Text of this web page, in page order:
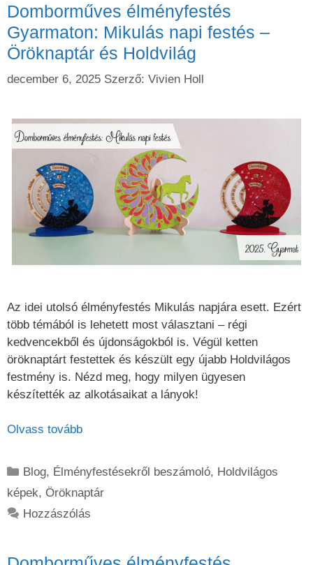
Domborműves élményfestés
Gyarmaton: Mikulás napi festés –
Öröknaptár és Holdvilág
december 6, 2025 Szerző: Vivien Holl
Az idei utolsó élményfestés Mikulás napjára esett. Ezért
több témából is lehetett most választani – régi
kedvencekből és újdonságokból is. Végül ketten
öröknaptárt festettek és készült egy újabb Holdvilágos
festmény is. Nézd meg, hogy milyen ügyesen
készítették az alkotásaikat a lányok!
Olvass tovább
Kategória
Blog, Élményfestésekről beszámoló, Holdvilágos
képek, Öröknaptár
Hozzászólás